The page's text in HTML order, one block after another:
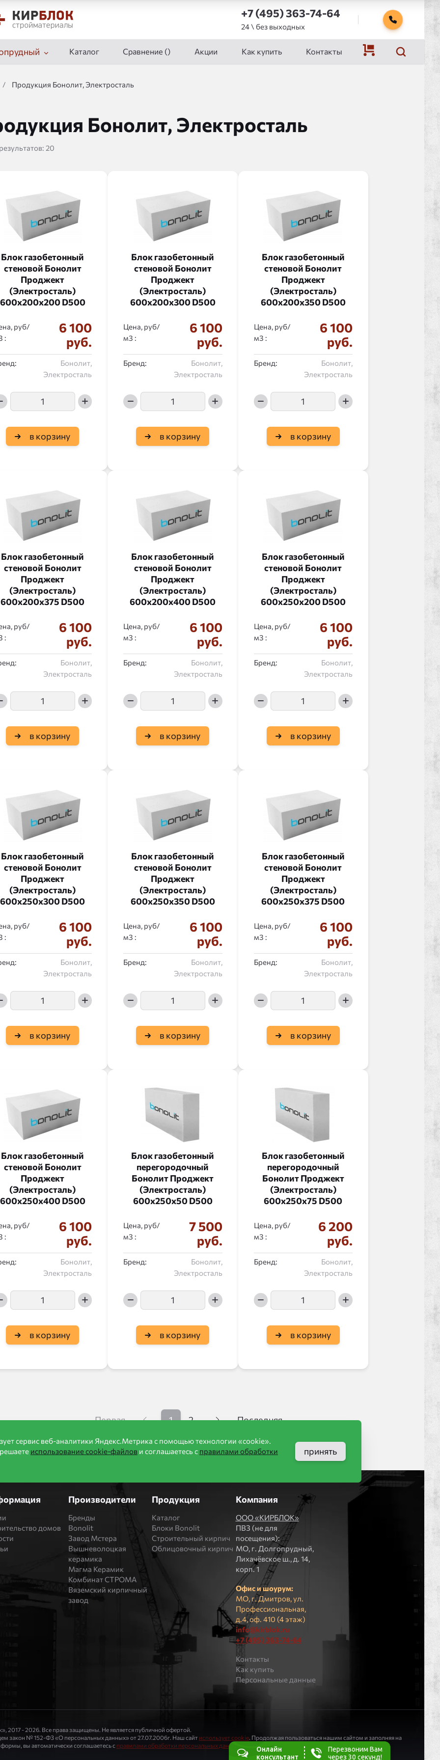
+7 (495) 363-74-64
24 \ без выходных
Каталог Сравнение () Акции Как купить Контакты
/ Продукция Бонолит, Электросталь
Бонолит, Электросталь
20
Блок газобетонный
стеновой Бонолит
Проджект
(Электросталь)
600x200x200 D500
руб/
:
6 100
руб.
Бонолит,
Электросталь
в корзину
Блок газобетонный
стеновой Бонолит
Проджект
(Электросталь)
600x200x300 D500
Цена, руб/
:
6 100
руб.
Бренд:
Бонолит,
Электросталь
в корзину
Блок газобетонный
стеновой Бонолит
Проджект
(Электросталь)
600x200x350 D500
Цена, руб/
:
6 100
руб.
Бренд:
Бонолит,
Электросталь
в корзину
Блок газобетонный
стеновой Бонолит
Проджект
(Электросталь)
600x200x375 D500
руб/
:
6 100
руб.
Бонолит,
Электросталь
в корзину
Блок газобетонный
стеновой Бонолит
Проджект
(Электросталь)
600x200x400 D500
Цена, руб/
:
6 100
руб.
Бренд:
Бонолит,
Электросталь
в корзину
Блок газобетонный
стеновой Бонолит
Проджект
(Электросталь)
600x250x200 D500
Цена, руб/
:
6 100
руб.
Бренд:
Бонолит,
Электросталь
в корзину
Блок газобетонный
стеновой Бонолит
Проджект
(Электросталь)
600x250x300 D500
руб/
:
6 100
руб.
Бонолит,
Электросталь
в корзину
Блок газобетонный
стеновой Бонолит
Проджект
(Электросталь)
600x250x350 D500
Цена, руб/
:
6 100
руб.
Бренд:
Бонолит,
Электросталь
в корзину
Блок газобетонный
стеновой Бонолит
Проджект
(Электросталь)
600x250x375 D500
Цена, руб/
:
6 100
руб.
Бренд:
Бонолит,
Электросталь
в корзину
Блок газобетонный
стеновой Бонолит
Проджект
(Электросталь)
600x250x400 D500
руб/
:
6 100
руб.
Бонолит,
Электросталь
в корзину
Блок газобетонный
перегородочный
Бонолит Проджект
(Электросталь)
600x250x50 D500
Цена, руб/
:
7 500
руб.
Бренд:
Бонолит,
Электросталь
в корзину
Блок газобетонный
перегородочный
Бонолит Проджект
(Электросталь)
600x250x75 D500
Цена, руб/
:
6 200
руб.
Бренд:
Бонолит,
Электросталь
в корзину
Первая 1 2 Последняя
домов
Производители
Бренды
Bonolit
Завод Мстера
Вышневолоцкая
керамика
Магма Керамик
Комбинат СТРОМА
Вяземский кирпичный
завод
Продукция
Каталог
Блоки Bonolit
Строительный кирпич
Облицовочный кирпич
Компания
ООО «КИРБЛОК»
ПВЗ (не для
посещения):
МO, г. Долгопрудный,
Лихачёвское ш., д. 14,
корп. 1
Офис и шоурум:
МО, г. Дмитров, ул.
Профессиональная,
д.4, оф. 410 (4 этаж)
info@kirblok.ru
+7 (495) 363-74-64
Контакты
Как купить
Персональные данные
2017 - 2026. Все права защищены. Не является публичной офертой.
закон № 152-ФЗ «О персональных данных» от 27.07.2006г. Наш сайт использует cookie. Продолжая пользоваться нашим сайтом и заполняя на
вы автоматически соглашаетесь с правилами обработки персональных данных
сервис веб-аналитики Яндекс.Метрика с помощью технологии «cookie».
использование cookie-файлов и соглашаетесь с правилами обработки принять
Онлайн
консультант
Перезвоним Вам
через 30 секунд!